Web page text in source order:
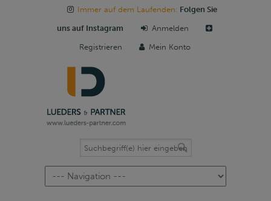
Immer auf dem Laufenden: Folgen Sie
uns auf Instagram Anmelden
Registrieren Mein Konto
Navigation